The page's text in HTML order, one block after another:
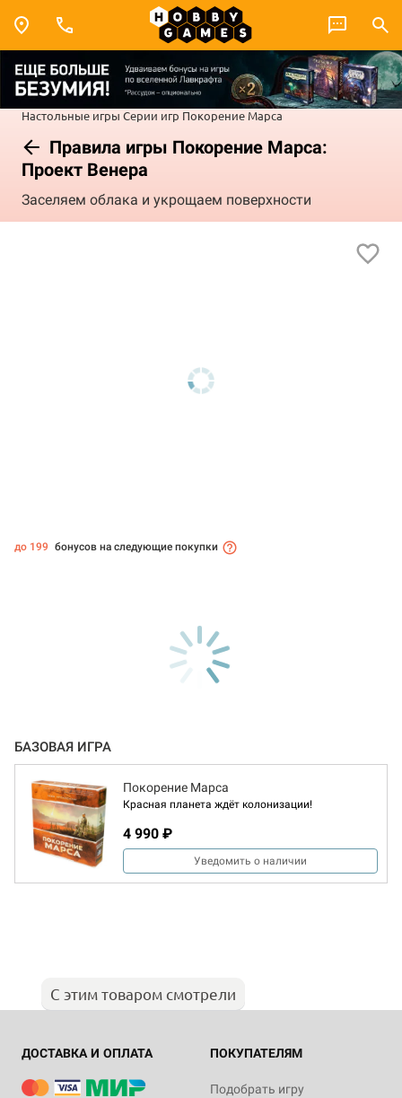
Настольные игры Серии игр Покорение Марса
Правила игры Покорение Марса:
Проект Венера
Заселяем облака и укрощаем поверхности
до 199 бонусов на следующие покупки
БАЗОВАЯ ИГРА
Покорение Марса
Красная планета ждёт колонизации!
4 990 ₽
Уведомить о наличии
С этим товаром смотрели
ДОСТАВКА И ОПЛАТА ПОКУПАТЕЛЯМ
Подобрать игру